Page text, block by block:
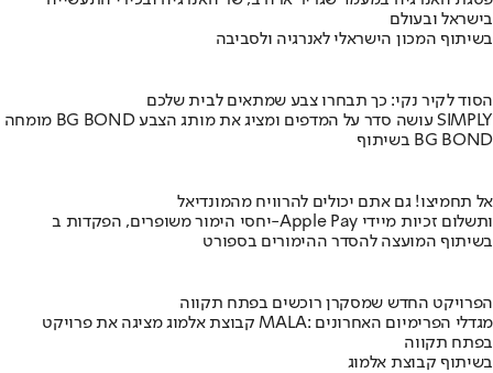
בישראל ובעולם
בשיתוף המכון הישראלי לאנרגיה ולסביבה
הסוד לקיר נקי: כך תבחרו צבע שמתאים לבית שלכם
מומחה BG BOND עושה סדר על המדפים ומציג את מותג הצבע SIMPLY
בשיתוף BG BOND
אל תחמיצו! גם אתם יכולים להרוויח מהמונדיאל
יחסי הימור משופרים, הפקדות ב-Apple Pay ותשלום זכיות מיידי
בשיתוף המועצה להסדר ההימורים בספורט
הפרויקט החדש שמסקרן רוכשים בפתח תקווה
קבוצת אלמוג מציגה את פרויקט MALA: מגדלי הפרימיום האחרונים
בפתח תקווה
בשיתוף קבוצת אלמוג